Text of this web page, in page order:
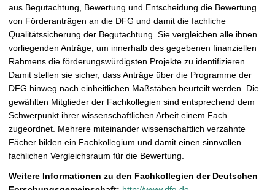
aus Begutachtung, Bewertung und Entscheidung die Bewertung
von Förderanträgen an die DFG und damit die fachliche
Qualitätssicherung der Begutachtung. Sie vergleichen alle ihnen
vorliegenden Anträge, um innerhalb des gegebenen finanziellen
Rahmens die förderungswürdigsten Projekte zu identifizieren.
Damit stellen sie sicher, dass Anträge über die Programme der
DFG hinweg nach einheitlichen Maßstäben beurteilt werden. Die
gewählten Mitglieder der Fachkollegien sind entsprechend dem
Schwerpunkt ihrer wissenschaftlichen Arbeit einem Fach
zugeordnet. Mehrere miteinander wissenschaftlich verzahnte
Fächer bilden ein Fachkollegium und damit einen sinnvollen
fachlichen Vergleichsraum für die Bewertung.
Weitere Informationen zu den Fachkollegien der Deutschen